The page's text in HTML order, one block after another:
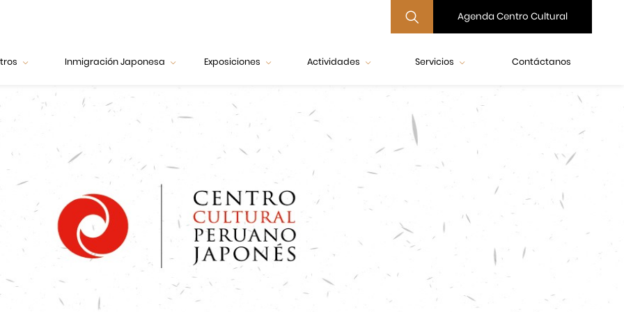
Agenda Centro Cultural
Inmigración Japonesa Exposiciones Actividades Servicios Contáctanos